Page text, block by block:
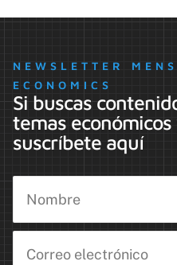
NEWSLETTER
ECONOMICS
Si buscas
temas económicos
suscríbete aquí